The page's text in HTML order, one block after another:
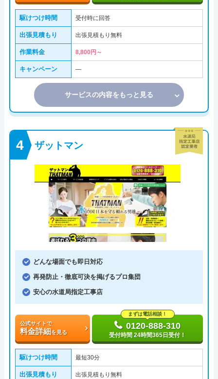
駆けつけ時間 受付時に回答
出張見積もり 出張見積もり無料
作業料金 8,800円～
キャンペーン ―
サービスの内容をもっと見る
ザットマン
どんな場面でも即日対応
再発防止・徹底可決を掲げるプロ集団
安心の水道局指定工事店
公式サイトで
料金詳細を見る
まずは電話相談！
0120-888-310
受付時間 24時間365日受付！
駆けつけ時間 最短30分
出張見積もり 出張見積もり無料